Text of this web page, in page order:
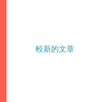
較新的文章